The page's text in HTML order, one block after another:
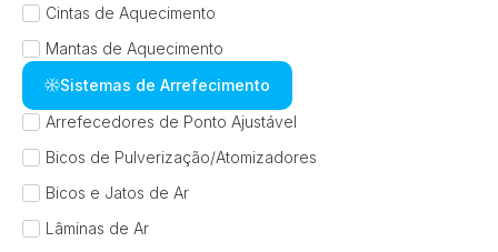
Cintas de Aquecimento
Mantas de Aquecimento
Sistemas de Arrefecimento
Arrefecedores de Ponto Ajustável
Bicos de Pulverização/Atomizadores
Bicos e Jatos de Ar
Lâminas de Ar